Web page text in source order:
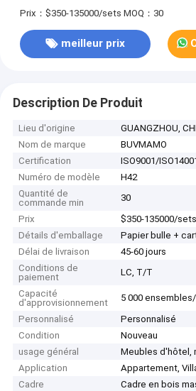
BOIS LAQUÉ AVEC ÉTAGÈRE
Prix：$350-135000/sets MOQ：30
meilleur prix
Description De Produit
Lieu d'origine
GUANGZHOU,
Nom de marque
BUVMAMO
Certification
ISO9001/
Numéro de modèle
H42
Quantité de
commande min
30
Prix
$350-135000/sets
Détails d'emballage
Papier bulle +
Délai de livraison
45-60 jours
Conditions de
paiement
LC, T/T
Capacité
d'approvisionnement
5 000
Personnalisé
Personnalisé
Condition
Nouveau
usage général
Meubles d'hôtel,
Application
Appartement,
Cadre
Cadre en bois